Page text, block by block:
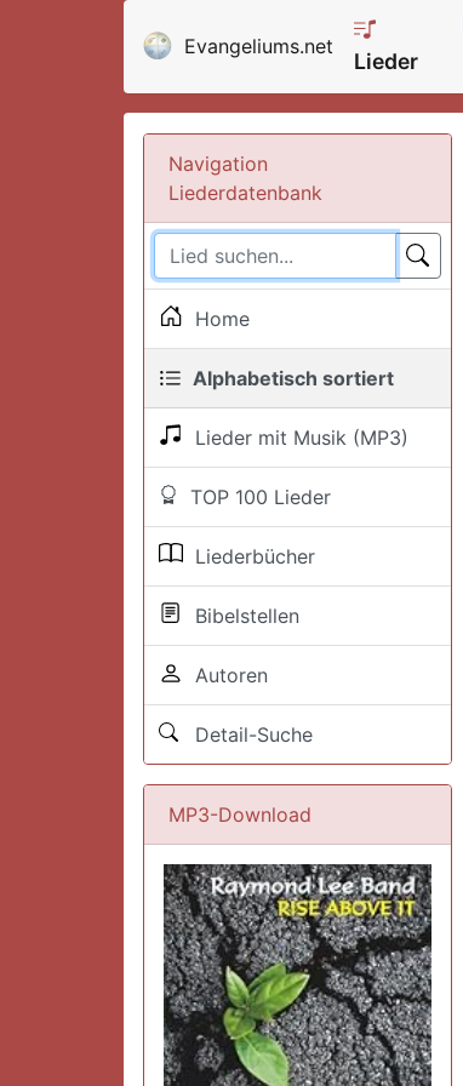
Evangeliums.net
Lieder
Navigation
Liederdatenbank
Home
Alphabetisch sortiert
Lieder mit Musik (MP3)
TOP 100 Lieder
Liederbücher
Bibelstellen
Autoren
Detail-Suche
MP3-Download